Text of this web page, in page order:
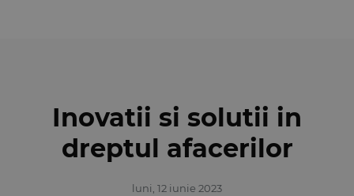
Inovatii si solutii in
dreptul afacerilor
luni, 12 iunie 2023